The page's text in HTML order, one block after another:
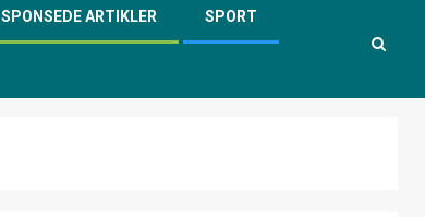
SPONSEDE ARTIKLER SPORT